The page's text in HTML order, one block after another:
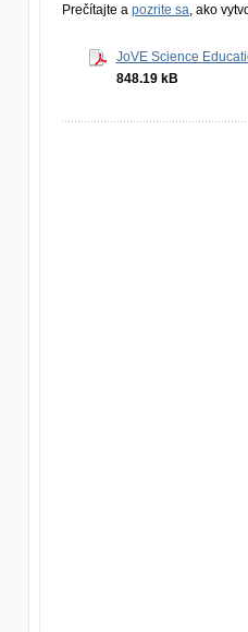
Prečítajte a pozrite sa , ako
JoVE Science
848.19 kB